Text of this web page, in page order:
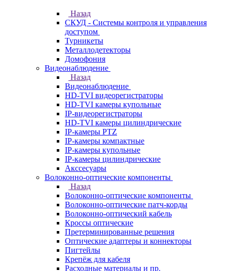
Назад
СКУД - Системы контроля и управления
доступом
Турникеты
Металлодетекторы
Домофония
Видеонаблюдение
Назад
Видеонаблюдение
HD-TVI видеорегистраторы
HD-TVI камеры купольные
IP-видеорегистраторы
HD-TVI камеры цилиндрические
IP-камеры PTZ
IP-камеры компактные
IP-камеры купольные
IP-камеры цилиндрические
Акссесуары
Волоконно-оптические компоненты
Назад
Волоконно-оптические компоненты
Волоконно-оптические патч-корды
Волоконно-оптический кабель
Кроссы оптические
Претерминированные решения
Оптические адаптеры и коннекторы
Пигтейлы
Крепёж для кабеля
Расходные материалы и пр.